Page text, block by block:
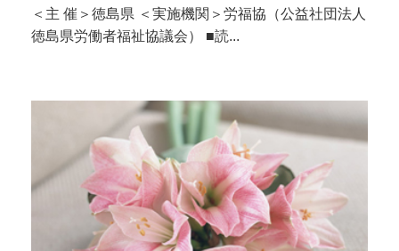
＜主 催＞徳島県 ＜実施機関＞労福協（公益社団法人
徳島県労働者福祉協議会） ■読...